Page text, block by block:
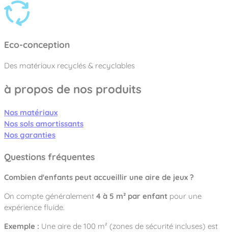
Eco-conception
Des matériaux recyclés & recyclables
à propos de nos produits
Nos matériaux
Nos sols amortissants
Nos garanties
Questions fréquentes
Combien d'enfants peut accueillir une aire de jeux ?
On compte généralement 4 à 5 m² par enfant pour une
expérience fluide.
Exemple : Une aire de 100 m² (zones de sécurité incluses) est